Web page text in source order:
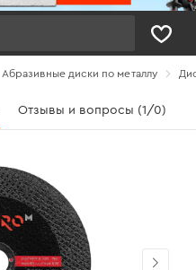
Абразивные диски по металлу
Отзывы и вопросы (1/0)